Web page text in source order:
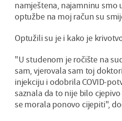
namještena, najamninu smo
optužbe na moj račun su
Optužili su je i kako je
"U studenom je ročište na
sam, vjerovala sam toj
injekciju i odobrila COVID-
saznala da to nije bilo
se morala ponovo cijepiti",